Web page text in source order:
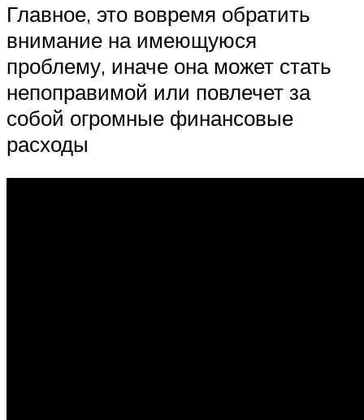
Главное, это вовремя обратить
внимание на имеющуюся
проблему, иначе она может стать
непоправимой или повлечет за
собой огромные финансовые
расходы